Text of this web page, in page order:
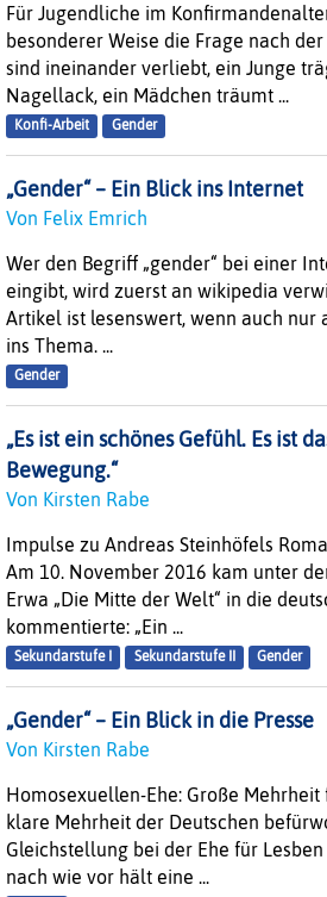
Für Jugendliche im
besonderer Weise die Frage nach
sind ineinander verliebt, ein Junge
Nagellack, ein Mädchen träumt ...
Konfi-Arbeit Gender
„Gender“ – Ein Blick ins Internet
Von Felix Emrich
Wer den Begriff „gender“ bei einer
eingibt, wird zuerst an wikipedia
Artikel ist lesenswert, wenn auch nur
ins Thema. ...
Gender
„Es ist ein schönes Gefühl. Es ist
Bewegung.“
Von Kirsten Rabe
Impulse zu Andreas Steinhöfels
Am 10. November 2016 kam unter
Erwa „Die Mitte der Welt“ in die
kommentierte: „Ein ...
Sekundarstufe I Sekundarstufe II Gender
„Gender“ – Ein Blick in die Presse
Von Kirsten Rabe
Homosexuellen-Ehe: Große
klare Mehrheit der Deutschen
Gleichstellung bei der Ehe für
nach wie vor hält eine ...